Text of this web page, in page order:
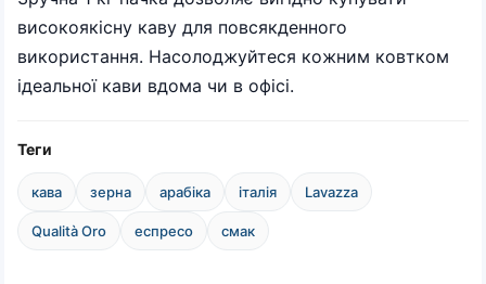
високоякісну каву для повсякденного
використання. Насолоджуйтеся кожним ковтком
ідеальної кави вдома чи в офісі.
Теги
кава зерна арабіка італія Lavazza
Qualità Oro еспресо смак